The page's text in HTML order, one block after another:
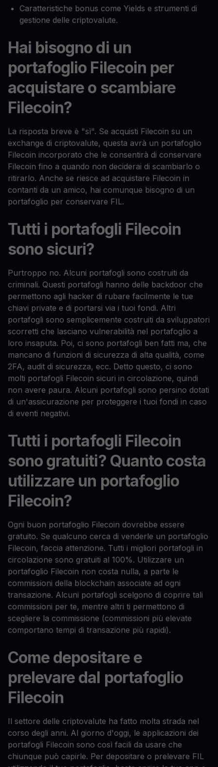
Caratteristiche bonus come Yields e strumenti di
gestione delle criptovalute.
Hai bisogno di un
portafoglio Filecoin per
acquistare o scambiare
Filecoin?
La risposta breve è "sì". Se acquisti Filecoin su un
exchange di criptovalute, questa avrà un portafoglio
Filecoin incorporato che le consentirà di conservare
Filecoin fino a quando non deciderai di scambiarlo o
ritirarlo. Anche se riesce ad acquistare Filecoin in
contanti da un amico, hai comunque bisogno di un
portafoglio per conservare FIL.
Tutti i portafogli Filecoin
sono sicuri?
Purtroppo no. Alcuni portafogli sono costruiti da
criminali. Questi portafogli hanno delle backdoor che
permettono agli hacker di rubare facilmente le tue
chiavi private e di portarsi via i tuoi fondi. Altri
portafogli sono semplicemente costruiti da sviluppatori
scorretti che lasciano vulnerabilità nel portafoglio a
loro insaputa. Poi, ci sono portafogli ben fatti ma, che
mancano di funzioni di sicurezza di alta qualità, come
2FA, audit di sicurezza, ecc. Detto questo, ci sono
molti portafogli Filecoin sicuri in circolazione, quindi
non avere paura. Alcuni portafogli sono persino dotati
di un'assicurazione per proteggere i tuoi fondi in caso
di eventi negativi.
Tutti i portafogli Filecoin
sono gratuiti? Quanto costa
utilizzare un portafoglio
Filecoin?
Ogni buon portafoglio Filecoin dovrebbe essere
gratuito. Se qualcuno cerca di venderle un portafoglio
Filecoin, faccia attenzione. Tutti i migliori portafogli in
circolazione sono gratuiti al 100%. Utilizzare un
portafoglio Filecoin non costa nulla, a parte le
commissioni della blockchain associate ad ogni
transazione. Alcuni portafogli scelgono di coprire tali
commissioni per te, mentre altri ti permettono di
scegliere la commissione (commissioni più elevate
comportano tempi di transazione più rapidi).
Come depositare e
prelevare dal portafoglio
Filecoin
Il settore delle criptovalute ha fatto molta strada nel
corso degli anni. Al giorno d'oggi, le applicazioni dei
portafogli Filecoin sono così facili da usare che
chiunque può capirle. Per depositare o prelevare FIL